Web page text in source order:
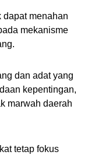
dapat menahan
mekanisme
dan adat yang
kepentingan,
marwah daerah
tetap fokus